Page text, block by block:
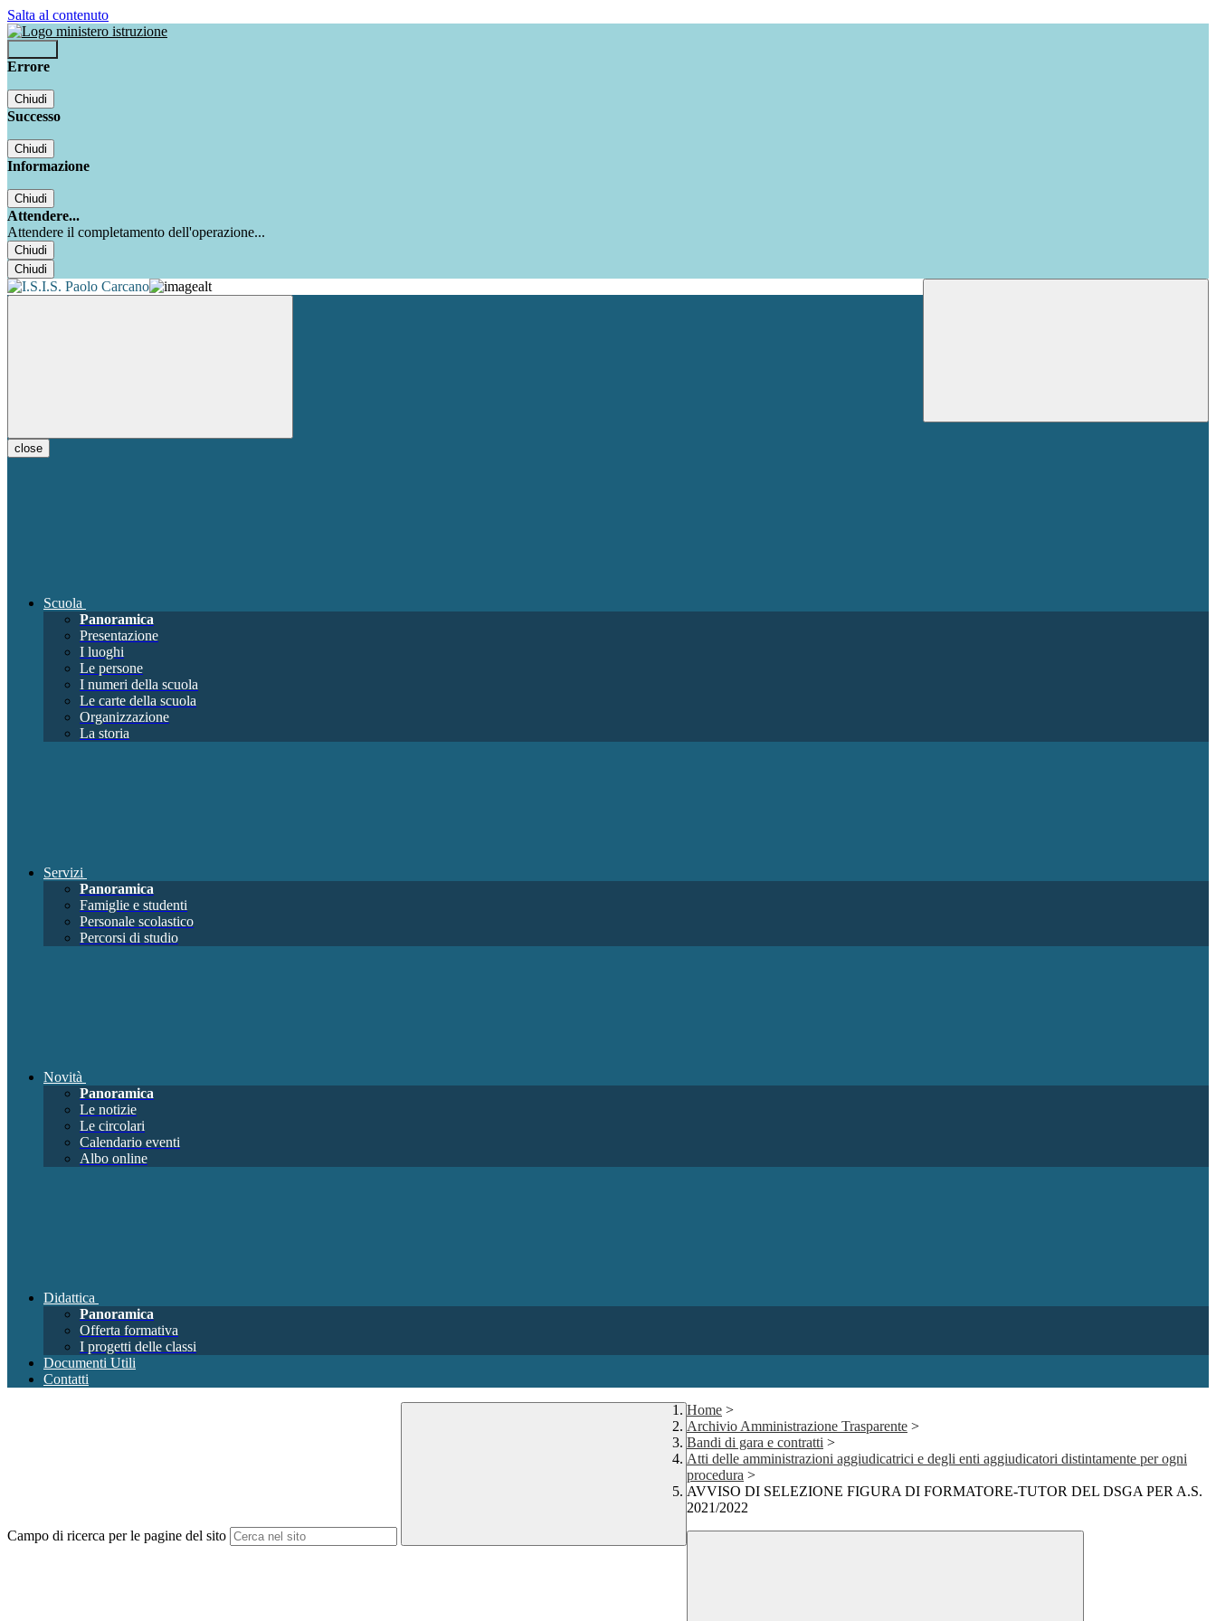
Salta al contenuto
Errore
Chiudi
Successo
Chiudi
Informazione
Chiudi
Attendere...
Attendere il completamento dell'operazione...
Chiudi
Chiudi
close
Scuola
Panoramica
Presentazione
I luoghi
Le persone
I numeri della scuola
Le carte della scuola
Organizzazione
La storia
Servizi
Panoramica
Famiglie e studenti
Personale scolastico
Percorsi di studio
Novità
Panoramica
Le notizie
Le circolari
Calendario eventi
Albo online
Didattica
Panoramica
Offerta formativa
I progetti delle classi
Documenti Utili
Contatti
Campo di ricerca per le pagine del sito
Home >
Archivio Amministrazione Trasparente >
Bandi di gara e contratti >
Atti delle amministrazioni aggiudicatrici e degli enti aggiudicatori distintamente per ogni
procedura >
AVVISO DI SELEZIONE FIGURA DI FORMATORE-TUTOR DEL DSGA PER A.S.
2021/2022